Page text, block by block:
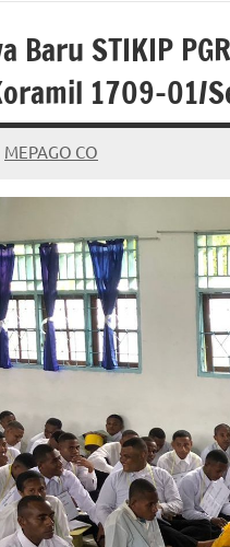
Baru STIKIP
1709-01/
MEPAGO CO